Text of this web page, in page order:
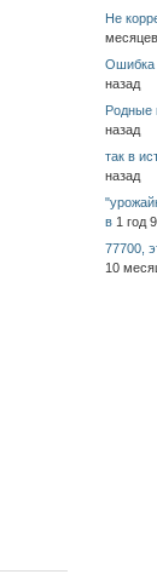
Не
Ошибка
назад
Родные
назад
так в
назад
в 1 год
77700,
10